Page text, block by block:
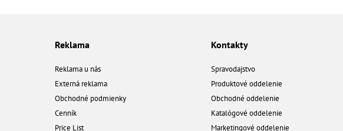
Reklama
Reklama u nás
Externá reklama
Obchodné podmienky
Cenník
Price List
Kontakty
Spravodajstvo
Produktové oddelenie
Obchodné oddelenie
Katalógové oddelenie
Marketingové oddelenie